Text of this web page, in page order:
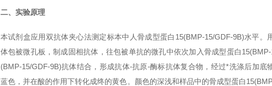
二、实验原理
本试剂盒应用双抗体夹心法测定标本中人 骨成型蛋白15(BMP-15/GDF-9B)水平。
体包被微孔板，制成固相抗体，往包被单抗的微孔中依次加入骨成型蛋白
(BMP-15/GDF-9B)抗体结合，形成抗体-抗原-酶标抗体复合物，经过*洗涤后加底
蓝色，并在酸的作用下转化成终的黄色。颜色的深浅和样品中的骨成型蛋白